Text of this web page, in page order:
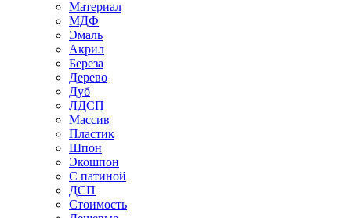
Материал
МДФ
Эмаль
Акрил
Береза
Дерево
Дуб
ЛДСП
Массив
Пластик
Шпон
Экошпон
С патиной
ДСП
Стоимость